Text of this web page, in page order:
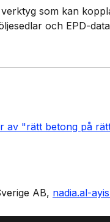
som kan
och EPD-
av "rätt betong på
AB nadia.al-